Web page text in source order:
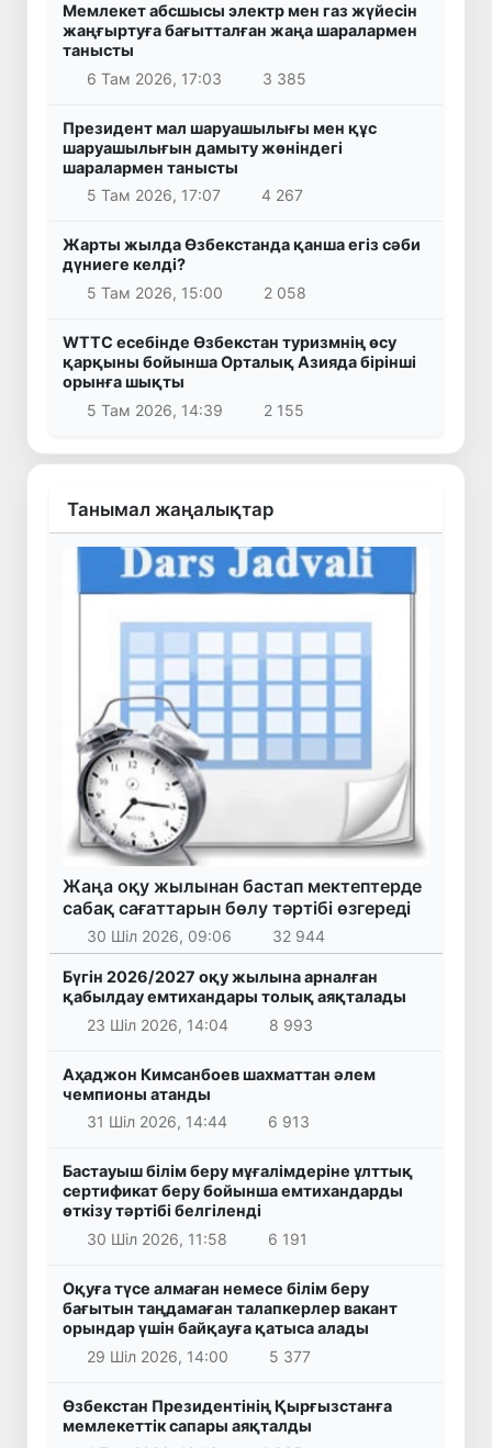
Мемлекет абсшысы электр мен газ жүйесін
жаңғыртуға бағытталған жаңа шаралармен
танысты
6 Там 2026, 17:03
3 385
Президент мал шаруашылығы мен құс
шаруашылығын дамыту жөніндегі
шаралармен танысты
5 Там 2026, 17:07
4 267
Жарты жылда Өзбекстанда қанша егіз сәби
дүниеге келді?
5 Там 2026, 15:00
2 058
WTTC есебінде Өзбекстан туризмнің өсу
қарқыны бойынша Орталық Азияда бірінші
орынға шықты
5 Там 2026, 14:39
2 155
Танымал жаңалықтар
Жаңа оқу жылынан бастап мектептерде
сабақ сағаттарын бөлу тәртібі өзгереді
30 Шіл 2026, 09:06 32 944
Бүгін 2026/2027 оқу жылына арналған
қабылдау емтихандары толық аяқталады
23 Шіл 2026, 14:04
8 993
Аҳаджон Кимсанбоев шахматтан әлем
чемпионы атанды
31 Шіл 2026, 14:44
6 913
Бастауыш білім беру мұғалімдеріне ұлттық
сертификат беру бойынша емтихандарды
өткізу тәртібі белгіленді
30 Шіл 2026, 11:58
6 191
Оқуға түсе алмаған немесе білім беру
бағытын таңдамаған талапкерлер вакант
орындар үшін байқауға қатыса алады
29 Шіл 2026, 14:00
5 377
Өзбекстан Президентінің Қырғызстанға
мемлекеттік сапары аяқталды